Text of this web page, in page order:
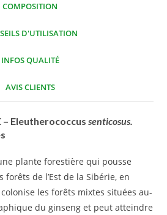
COMPOSITION
D'UTILISATION
INFOS QUALITÉ
AVIS CLIENTS
– Eleutherococcus senticosus.
plante forestière qui pousse
de l’Est de la Sibérie, en
les forêts mixtes situées au-
du ginseng et peut atteindre